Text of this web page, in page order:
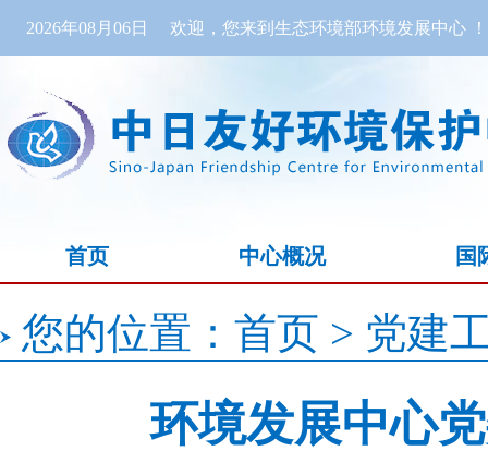
2026年08月06日 欢迎，您来到生态环境部环境发展中心 ！
首页 中心概况 国
您的位置： 首页 > 党建
环境发展中心